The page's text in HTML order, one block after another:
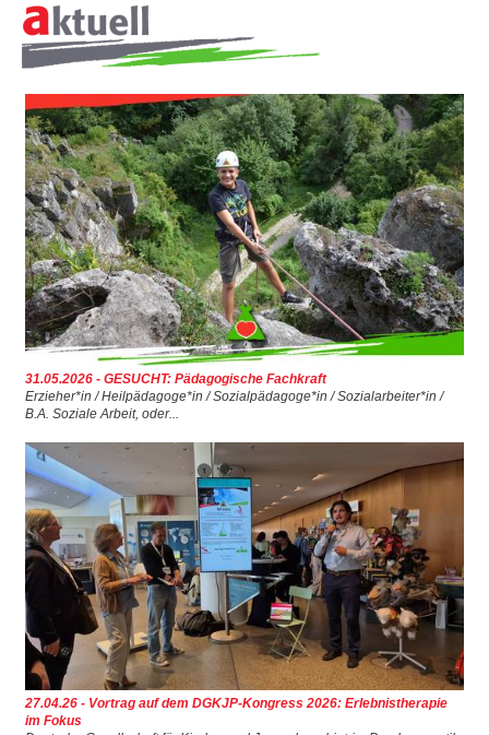
REFERENZEN
PRESSE
LINKS ▼
KONTAKT
SITEMAP
▼
▼
▼
UNS
31.05.2026 - GESUCHT: Pädagogische Fachkraft
Erzieher*in / Heilpädagoge*in / Sozialpädagoge*in / Sozialarbeiter*in /
B.A. Soziale Arbeit, oder...
27.04.26 - Vortrag auf dem DGKJP-Kongress 2026: Erlebnistherapie
im Fokus